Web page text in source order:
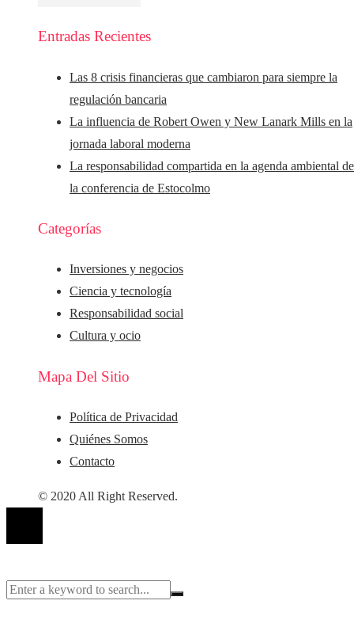
Entradas Recientes
Las 8 crisis financieras que cambiaron para siempre la
regulación bancaria
La influencia de Robert Owen y New Lanark Mills en la
jornada laboral moderna
La responsabilidad compartida en la agenda ambiental
la conferencia de Estocolmo
Categorías
Inversiones y negocios
Ciencia y tecnología
Responsabilidad social
Cultura y ocio
Mapa Del Sitio
Política de Privacidad
Quiénes Somos
Contacto
© 2020 All Right Reserved.